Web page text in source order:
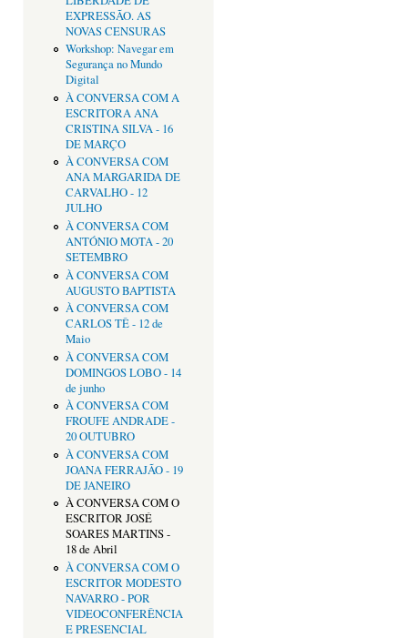
EXPRESSÃO. AS
NOVAS CENSURAS
Workshop: Navegar em
Segurança no Mundo
Digital
À CONVERSA COM A
ESCRITORA ANA
CRISTINA SILVA - 16
DE MARÇO
À CONVERSA COM
ANA MARGARIDA DE
CARVALHO - 12
JULHO
À CONVERSA COM
ANTÓNIO MOTA - 20
SETEMBRO
À CONVERSA COM
AUGUSTO BAPTISTA
À CONVERSA COM
CARLOS TÊ - 12 de
Maio
À CONVERSA COM
DOMINGOS LOBO - 14
de junho
À CONVERSA COM
FROUFE ANDRADE -
20 OUTUBRO
À CONVERSA COM
JOANA FERRAJÃO - 19
DE JANEIRO
À CONVERSA COM O
ESCRITOR JOSÉ
SOARES MARTINS -
18 de Abril
À CONVERSA COM O
ESCRITOR MODESTO
NAVARRO - POR
VIDEOCONFERÊNCIA
E PRESENCIAL